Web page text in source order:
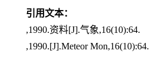
引用文本：
,1990.资料[J].气象,16(10):64.
,1990.[J].Meteor Mon,16(10):64.